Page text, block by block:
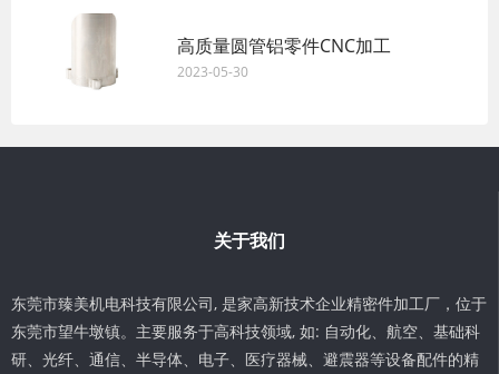
高质量圆管铝零件CNC加工
2023-05-30
关于我们
东莞市臻美机电科技有限公司, 是家高新技术企业精密件加工厂，位于
东莞市望牛墩镇。主要服务于高科技领域, 如: 自动化、航空、基础科
研、光纤、通信、半导体、电子、医疗器械、避震器等设备配件的精